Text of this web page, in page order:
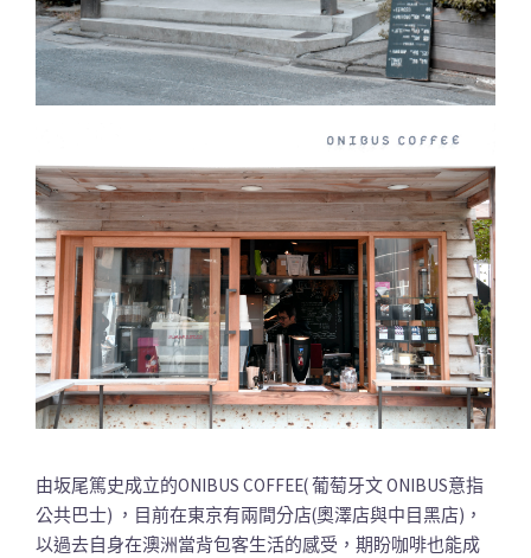
由坂尾篤史成立的ONIBUS COFFEE( 葡萄牙文 ONIBUS意指
公共巴士) ，目前在東京有兩間分店(奧澤店與中目黑店)，
以過去自身在澳洲當背包客生活的感受，期盼咖啡也能成